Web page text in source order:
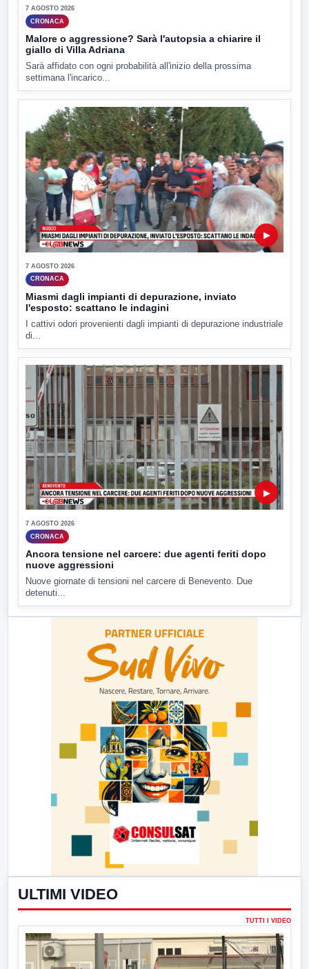
7 AGOSTO 2026
CRONACA
Malore o aggressione? Sarà l'autopsia a chiarire il
giallo di Villa Adriana
Sarà affidato con ogni probabilità all'inizio della prossima
settimana l'incarico...
▶
7 AGOSTO 2026
CRONACA
Miasmi dagli impianti di depurazione, inviato
l'esposto: scattano le indagini
I cattivi odori provenienti dagli impianti di depurazione industriale
di...
▶
7 AGOSTO 2026
CRONACA
Ancora tensione nel carcere: due agenti feriti dopo
nuove aggressioni
Nuove giornate di tensioni nel carcere di Benevento. Due
detenuti...
ULTIMI VIDEO
TUTTI I VIDEO